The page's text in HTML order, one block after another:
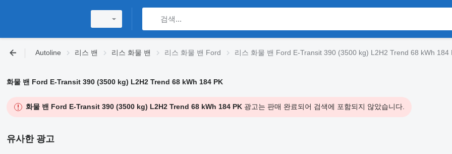
Autoline 리스 밴 리스 화물 밴 리스 화물 밴 Ford 리스 화물 밴 Ford E-Transit 390 (3500 kg) L2H2 Trend 68 kWh 184
화물 밴 Ford E-Transit 390 (3500 kg) L2H2 Trend 68 kWh 184 PK
화물 밴 Ford E-Transit 390 (3500 kg) L2H2 Trend 68 kWh 184 PK광고는 판매 완료되어 검색에 포함되지 않았습니다.
유사한 광고